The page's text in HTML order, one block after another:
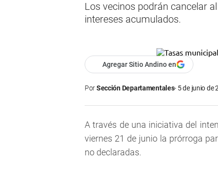
Los vecinos podrán cancelar
intereses acumulados.
Agregar Sitio Andino en
PorSección Departamentales 5 de junio de
A través de una iniciativa del
viernes 21 de junio la prórroga
no declaradas.